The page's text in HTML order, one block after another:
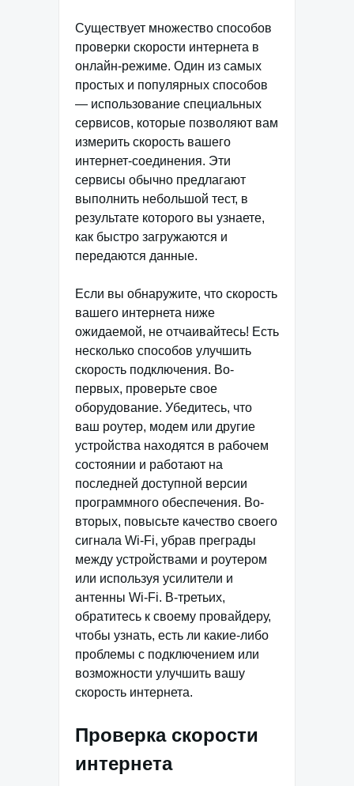
Существует множество способов
проверки скорости интернета в
онлайн-режиме. Один из самых
простых и популярных способов
— использование специальных
сервисов, которые позволяют вам
измерить скорость вашего
интернет-соединения. Эти
сервисы обычно предлагают
выполнить небольшой тест, в
результате которого вы узнаете,
как быстро загружаются и
передаются данные.
Если вы обнаружите, что скорость
вашего интернета ниже
ожидаемой, не отчаивайтесь! Есть
несколько способов улучшить
скорость подключения. Во-
первых, проверьте свое
оборудование. Убедитесь, что
ваш роутер, модем или другие
устройства находятся в рабочем
состоянии и работают на
последней доступной версии
программного обеспечения. Во-
вторых, повысьте качество своего
сигнала Wi-Fi, убрав преграды
между устройствами и роутером
или используя усилители и
антенны Wi-Fi. В-третьих,
обратитесь к своему провайдеру,
чтобы узнать, есть ли какие-либо
проблемы с подключением или
возможности улучшить вашу
скорость интернета.
Проверка скорости
интернета